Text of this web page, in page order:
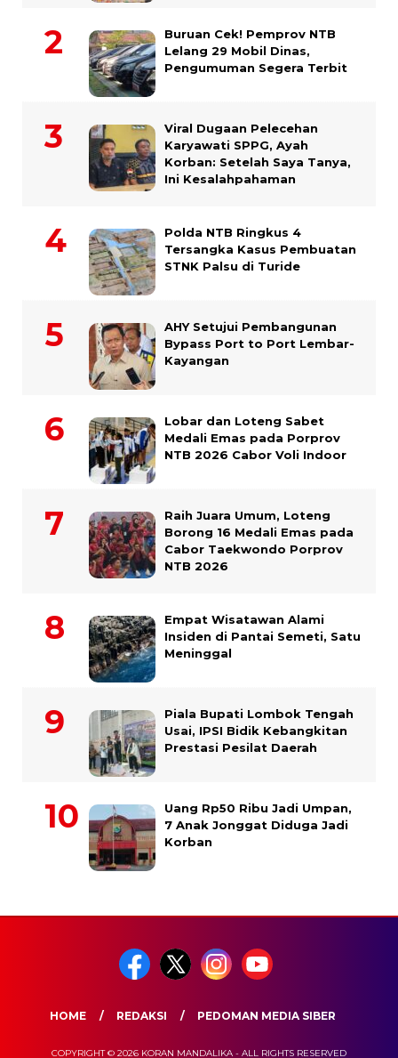
Buruan Cek! Pemprov NTB
Lelang 29 Mobil Dinas,
Pengumuman Segera Terbit
Viral Dugaan Pelecehan
Karyawati SPPG, Ayah
Korban: Setelah Saya Tanya,
Ini Kesalahpahaman
Polda NTB Ringkus 4
Tersangka Kasus Pembuatan
STNK Palsu di Turide
AHY Setujui Pembangunan
Bypass Port to Port Lembar-
Kayangan
Lobar dan Loteng Sabet
Medali Emas pada Porprov
NTB 2026 Cabor Voli Indoor
Raih Juara Umum, Loteng
Borong 16 Medali Emas pada
Cabor Taekwondo Porprov
NTB 2026
Empat Wisatawan Alami
Insiden di Pantai Semeti, Satu
Meninggal
Piala Bupati Lombok Tengah
Usai, IPSI Bidik Kebangkitan
Prestasi Pesilat Daerah
Uang Rp50 Ribu Jadi Umpan,
7 Anak Jonggat Diduga Jadi
Korban
HOME REDAKSI PEDOMAN MEDIA SIBER
COPYRIGHT © 2026 KORAN MANDALIKA - ALL RIGHTS RESERVED